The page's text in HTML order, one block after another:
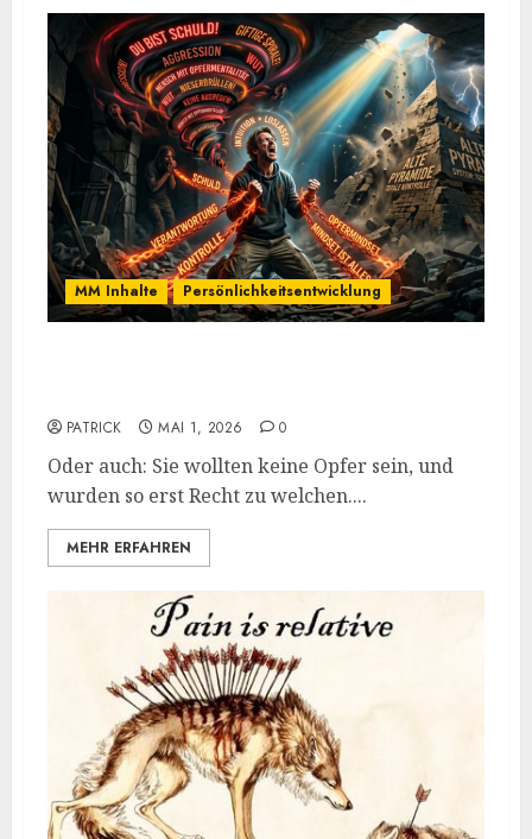
MM Inhalte Persönlichkeitsentwicklung
PATRICK MAI 1, 2026 0
Oder auch: Sie wollten keine Opfer sein, und
wurden so erst Recht zu welchen....
MEHR ERFAHREN